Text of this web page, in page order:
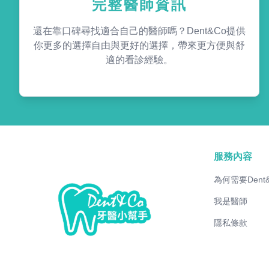
完整醫師資訊
還在靠口碑尋找適合自己的醫師嗎？Dent&Co提供
你更多的選擇自由與更好的選擇，帶來更方便與舒
適的看診經驗。
服務內容
為何需要
我是醫師
隱私條款